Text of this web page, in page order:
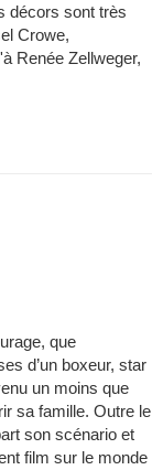
décors sont très
Crowe,
Renée Zellweger,
que
d’un boxeur, star
un moins que
sa famille. Outre le
son scénario et
film sur le monde